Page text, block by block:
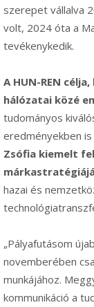
szerepet vállalva
volt, 2024 óta a
tevékenykedik.
A HUN-REN célja,
hálózatai közé
tudományos
eredményekben
Zsófia kiemelt
hazai és
„Pályafutásom
novemberében
munkájához.
kommunikáció a